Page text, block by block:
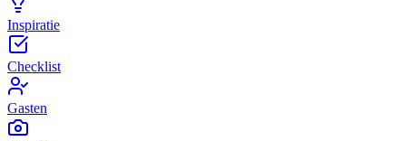
Inspiratie
Checklist
Gasten